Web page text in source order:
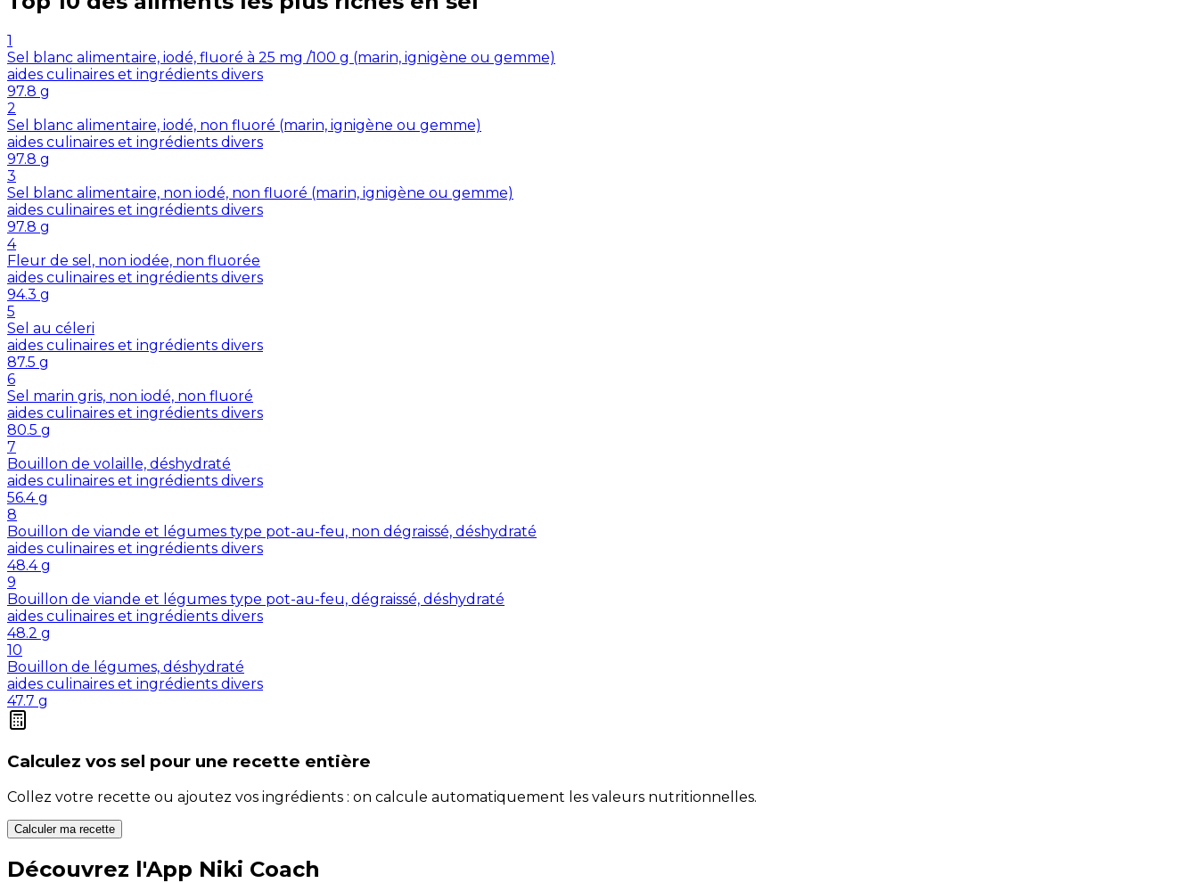
1
Sel blanc alimentaire, iodé, fluoré à 25 mg /100 g (marin, ignigène ou gemme)
aides culinaires et ingrédients divers
97.8 g
2
Sel blanc alimentaire, iodé, non fluoré (marin, ignigène ou gemme)
aides culinaires et ingrédients divers
97.8 g
3
Sel blanc alimentaire, non iodé, non fluoré (marin, ignigène ou gemme)
aides culinaires et ingrédients divers
97.8 g
4
Fleur de sel, non iodée, non fluorée
aides culinaires et ingrédients divers
94.3 g
5
Sel au céleri
aides culinaires et ingrédients divers
87.5 g
6
Sel marin gris, non iodé, non fluoré
aides culinaires et ingrédients divers
80.5 g
7
Bouillon de volaille, déshydraté
aides culinaires et ingrédients divers
56.4 g
8
Bouillon de viande et légumes type pot-au-feu, non dégraissé, déshydraté
aides culinaires et ingrédients divers
48.4 g
9
Bouillon de viande et légumes type pot-au-feu, dégraissé, déshydraté
aides culinaires et ingrédients divers
48.2 g
10
Bouillon de légumes, déshydraté
aides culinaires et ingrédients divers
47.7 g
Calculez vos sel pour une recette entière
Collez votre recette ou ajoutez vos ingrédients : on calcule automatiquement les valeurs nutritionnelles.
Calculer ma recette
Découvrez l'App Niki Coach